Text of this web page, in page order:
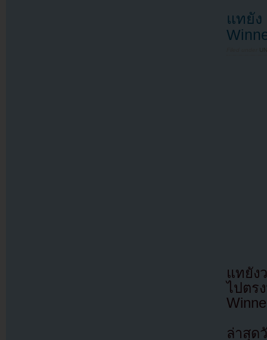
แทยัง
แทยัง
ไปตร
ล่าสุด